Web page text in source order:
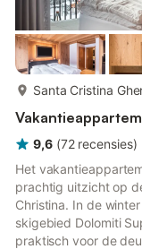
Santa Cristina
9,6 (72 recensies)
Het
prachtig uitzicht op
Christina. In de
skigebied Dolomiti
praktisch voor de